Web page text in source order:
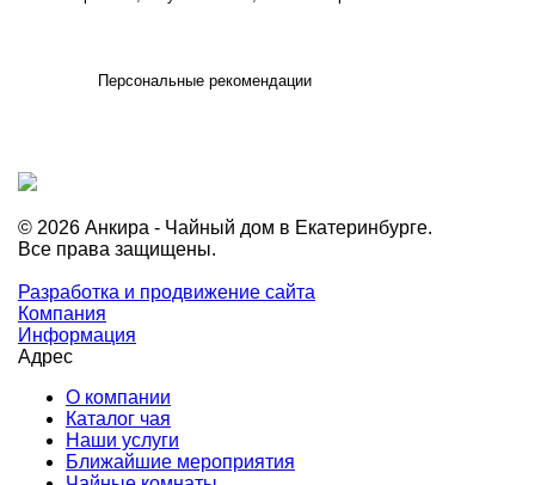
Персональные рекомендации
© 2026 Анкира - Чайный дом в Екатеринбурге.
Все права защищены.
Разработка и продвижение сайта
Компания
Информация
Адрес
О компании
Каталог чая
Наши услуги
Ближайшие мероприятия